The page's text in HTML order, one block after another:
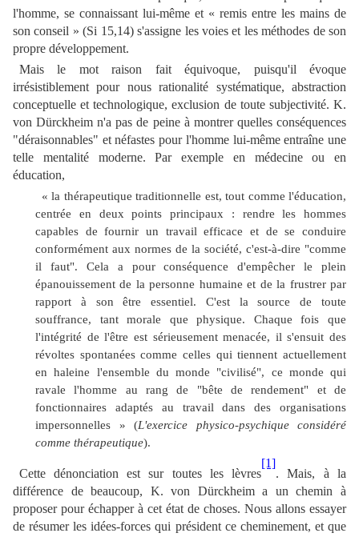
l'homme, se connaissant lui-même et « remis entre les mains de
son conseil » (Si 15,14) s'assigne les voies et les méthodes de son
propre développement.
Mais le mot raison fait équivoque, puisqu'il évoque
irrésistiblement pour nous rationalité systématique, abstraction
conceptuelle et technologique, exclusion de toute subjectivité. K.
von Dürckheim n'a pas de peine à montrer quelles conséquences
"déraisonnables" et néfastes pour l'homme lui-même entraîne une
telle mentalité moderne. Par exemple en médecine ou en
éducation,
« la thérapeutique traditionnelle est, tout comme l'éducation,
centrée en deux points principaux : rendre les hommes
capables de fournir un travail efficace et de se conduire
conformément aux normes de la société, c'est-à-dire "comme
il faut". Cela a pour conséquence d'empêcher le plein
épanouissement de la personne humaine et de la frustrer par
rapport à son être essentiel. C'est la source de toute
souffrance, tant morale que physique. Chaque fois que
l'intégrité de l'être est sérieusement menacée, il s'ensuit des
révoltes spontanées comme celles qui tiennent actuellement
en haleine l'ensemble du monde "civilisé", ce monde qui
ravale l'homme au rang de "bête de rendement" et de
fonctionnaires adaptés au travail dans des organisations
impersonnelles » (L'exercice physico-psychique considéré
comme thérapeutique).
Cette dénonciation est sur toutes les lèvres
[1]
. Mais, à la
différence de beaucoup, K. von Dürckheim a un chemin à
proposer pour échapper à cet état de choses. Nous allons essayer
de résumer les idées-forces qui président ce cheminement, et que